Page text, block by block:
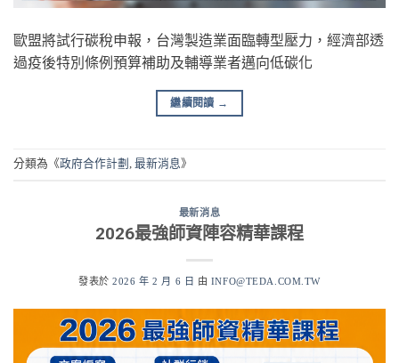
歐盟將試行碳稅申報，台灣製造業面臨轉型壓力，經濟部透
過疫後特別條例預算補助及輔導業者邁向低碳化
繼續閱讀 →
分類為《政府合作計劃 , 最新消息》
最新消息
2026最強師資陣容精華課程
發表於2026 年 2 月 6 日 由 INFO@TEDA.COM.TW